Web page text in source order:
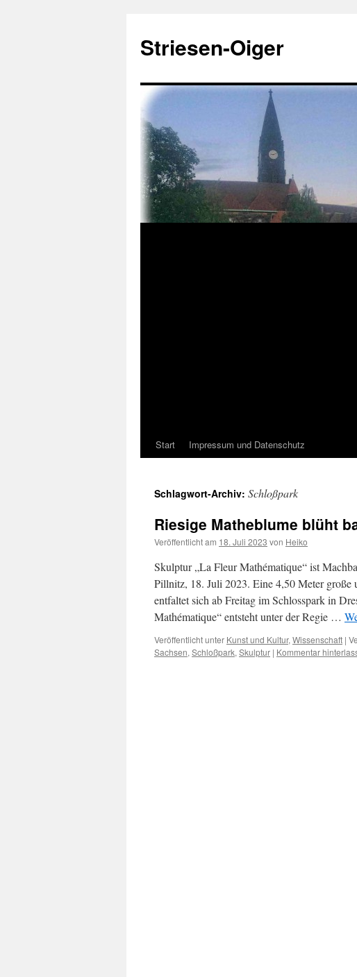
springen
Striesen-Oiger
Start Impressum und Datenschutz
Schlagwort-Archiv: Schloßpark
Riesige Matheblume blüht
Veröffentlicht am 18. Juli 2023 von Heiko
Skulptur „La Fleur Mathématique“ ist
Pillnitz, 18. Juli 2023. Eine 4,50 Meter
entfaltet sich ab Freitag im Schlosspark in
Mathématique“ entsteht unter der Regie …
Veröffentlicht unter Kunst und Kultur, Wissenschaft |
Sachsen, Schloßpark, Skulptur | Kommentar